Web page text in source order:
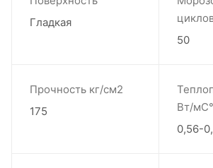
Гладкая
50
Прочность кг/см2
175
Вт/мС°
0,56-